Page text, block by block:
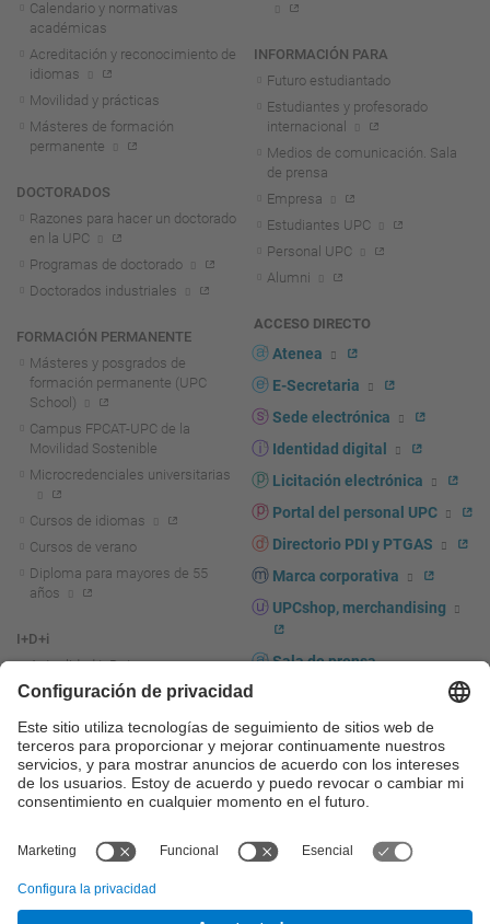
Calendario y normativas
académicas
Acreditación y reconocimiento de
idiomas
Movilidad y prácticas
Másteres de formación
permanente
DOCTORADOS
Razones para hacer un doctorado
en la UPC
Programas de doctorado
Doctorados industriales
FORMACIÓN PERMANENTE
Másteres y posgrados de
formación permanente (UPC
School)
Campus FPCAT-UPC de la
Movilidad Sostenible
Microcredenciales universitarias
Cursos de idiomas
Cursos de verano
Diploma para mayores de 55
años
I+D+i
Actualidad I+D+I
La investigación en la UPC
Fomento y apoyo a la
investigación
La transferencia, el
emprendimiento y la innovación
en la UPC
transferencia, el emprendimiento
Servicios a las empresas
INFORMACIÓN PARA
Futuro estudiantado
Estudiantes y profesorado
internacional
Medios de comunicación. Sala
de prensa
Empresa
Estudiantes UPC
Personal UPC
Alumni
ACCESO DIRECTO
Atenea
E-Secretaria
Sede electrónica
Identidad digital
Licitación electrónica
Portal del personal UPC
Directorio PDI y PTGAS
Marca corporativa
UPCshop, merchandising
Sala de prensa